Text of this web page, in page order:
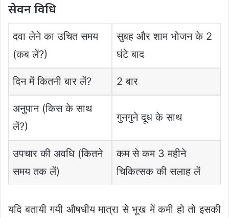
सेवन विधि
दवा लेने का उचित समय
(कब लें?)
सुबह और शाम भोजन के 2
घंटे बाद
दिन में कितनी बार लें? 2 बार
अनुपान (किस के साथ
लें?)
गुनगुने दूध के साथ
उपचार की अवधि (कितने
समय तक लें)
कम से कम 3 महीने
चिकित्सक की सलाह लें
यदि बतायी गयी औषधीय मात्रा से भूख में कमी हो तो इसकी